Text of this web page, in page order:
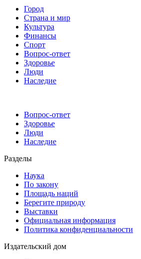
Город
Страна и мир
Культура
Финансы
Спорт
Вопрос-ответ
Здоровье
Люди
Наследие
Вопрос-ответ
Здоровье
Люди
Наследие
Разделы
Наука
По закону
Площадь наций
Берегите природу
Выставки
Официальная информация
Политика конфиденциальности
Издательский дом